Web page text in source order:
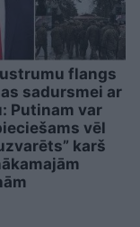
flangs
sadursmei ar
Putinam var
vēl
karš